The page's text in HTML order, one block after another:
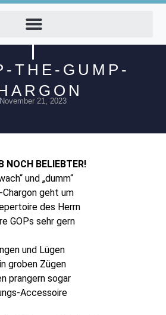
THE-GUMP-
November 21, 2023
NOCH BELIEBTER!
und „dumm“
geht um
des Herrn
GOPs sehr gern
und Lügen
groben Zügen
prangern sogar
Accessoire